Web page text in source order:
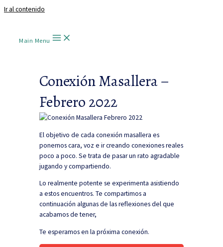
Ir al contenido
Main Menu
Conexión Masallera –
Febrero 2022
El objetivo de cada conexión masallera es
ponernos cara, voz e ir creando conexiones reales
poco a poco. Se trata de pasar un rato agradable
jugando y compartiendo.
Lo realmente potente se experimenta asistiendo
a estos encuentros. Te compartimos a
continuación algunas de las reflexiones del que
acabamos de tener,
Te esperamos en la próxima conexión.